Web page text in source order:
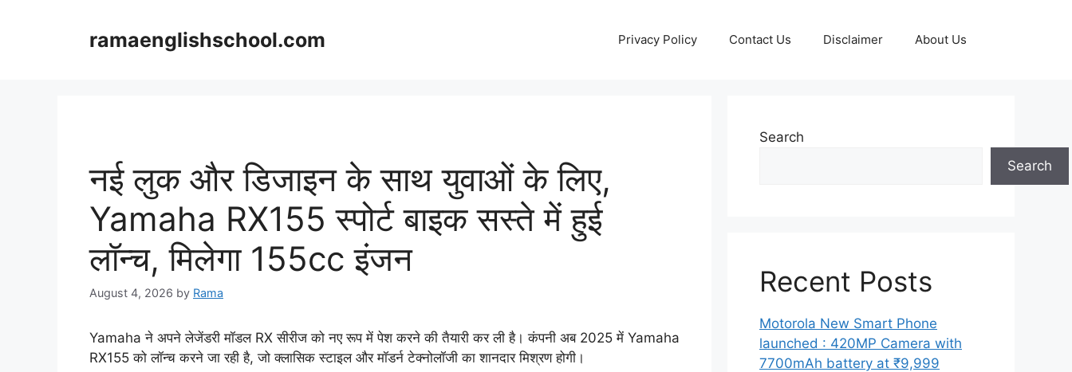
ramaenglishschool.com Privacy Policy Contact Us Disclaimer About Us
नई लुक और डिजाइन के साथ युवाओं के लिए,
Yamaha RX155 स्पोर्ट बाइक सस्ते में हुई
लॉन्च, मिलेगा 155cc इंजन
August 4, 2026 by Rama
Yamaha ने अपने लेजेंडरी मॉडल RX सीरीज को नए रूप में पेश करने की तैयारी कर ली है। कंपनी अब 2025 में Yamaha
RX155 को लॉन्च करने जा रही है, जो क्लासिक स्टाइल और मॉडर्न टेक्नोलॉजी का शानदार मिश्रण होगी।
Search
Search
Recent Posts
Motorola New Smart Phone
launched : 420MP Camera with
7700mAh battery at ₹9,999